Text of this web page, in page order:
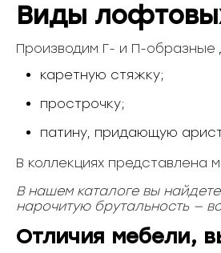
Виды
Производим Г- и П-образные
каретную стяжку;
прострочку;
патину, придающую
В коллекциях представлена
В нашем каталоге вы
нарочитую брутальность —
Отличия мебели,